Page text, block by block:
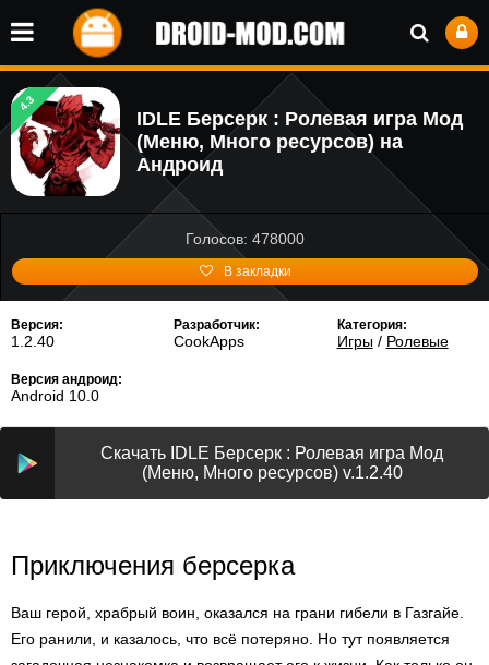
4.3
IDLE Берсерк : Ролевая игра Мод
(Меню, Много ресурсов) на
Андроид
Голосов: 478000
В закладки
Версия:
1.2.40
Разработчик:
CookApps
Категория:
Игры/ Ролевые
Версия андроид:
Android 10.0
Скачать IDLE Берсерк : Ролевая игра Мод
(Меню, Много ресурсов) v.1.2.40
Приключения берсерка
Ваш герой, храбрый воин, оказался на грани гибели в Газгайе.
Его ранили, и казалось, что всё потеряно. Но тут появляется